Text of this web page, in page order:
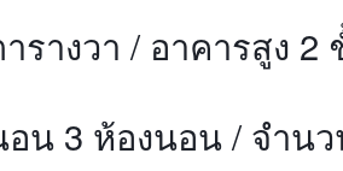
รางวา / อาคารสูง 2
น 3 ห้องนอน / จำน